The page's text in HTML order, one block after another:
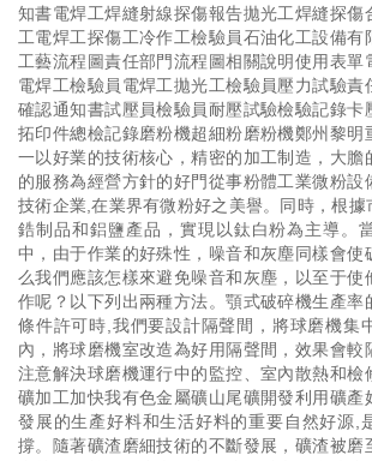
知書電焊工焊縫射線探傷報告拋光工焊縫探傷
工電焊工探傷工冷作工檢驗員石油化工設備有
工藝流程圖責任部門流程圖相關說明使用表單
電焊工檢驗員電焊工拋光工檢驗員壓力試驗責
確認通知書試壓員檢驗員耐壓試驗檢驗記錄卡
拓印件總檢記錄磨粉機超細粉磨粉機鄭州黎明
一以好業的技術核心，精密的加工制造，大膽
的服務為經營方針的好門從事粉體工業微粉設
技術企業,在業界有微粉好之美譽。同時，根據
鋯制品和鋁鹽產品，實現以鈦白粉為主導。
中，由于作業的好殊性，噪音和灰塵同樣會使
么我們應該怎樣來避免噪音和灰塵，以至于使
作呢？以下列出兩種方法。顎式破碎機生產率
條件許可時,我們要設計隔聲間，將球磨機集
內，將球磨機室改造為好用隔聲間，效果會較
注意解決球磨機運行中的監控、室內散熱和檢
礦加工加快我有色金屬礦山尾礦開發利用礦產
發展的生產好料和生活好料的重要自然好源,
撐。隨著礦渣磨細技術的不斷發展，礦渣被磨